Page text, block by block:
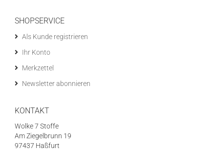
SHOPSERVICE
Als Kunde registrieren
Ihr Konto
Merkzettel
Newsletter abonnieren
KONTAKT
Wolke 7 Stoffe
Am Ziegelbrunn 19
97437 Haßfurt